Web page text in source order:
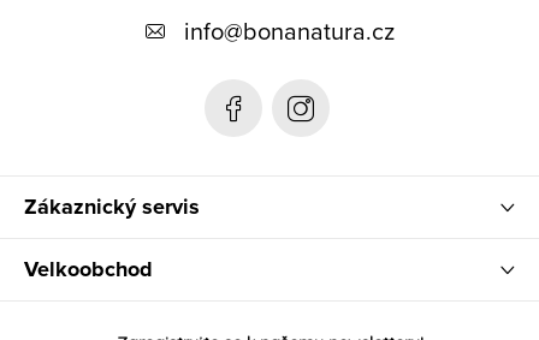
Zákaznický servis
Velkoobchod
info@bonanatura.cz